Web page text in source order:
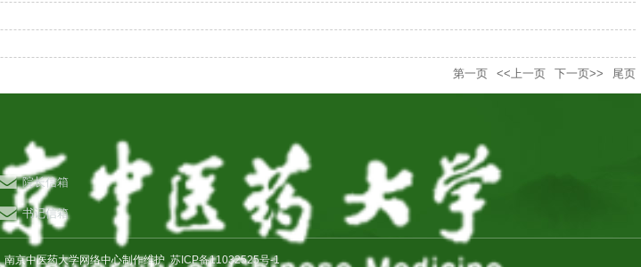
第一页 <<上一页 下一页>> 尾页
院长信箱
书记信箱
南京中医药大学网络中心制作维护 苏ICP备11032525号-1